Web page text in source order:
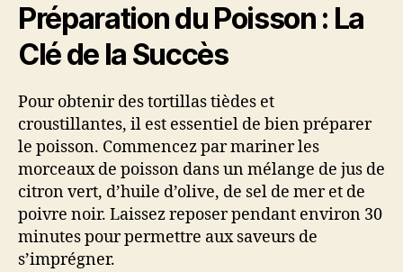
Préparation du Poisson : La
Clé de la Succès
Pour obtenir des tortillas tièdes et
croustillantes, il est essentiel de bien préparer
le poisson. Commencez par mariner les
morceaux de poisson dans un mélange de jus de
citron vert, d’huile d’olive, de sel de mer et de
poivre noir. Laissez reposer pendant environ 30
minutes pour permettre aux saveurs de
s’imprégner.